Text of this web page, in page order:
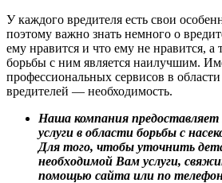
У каждого вредителя есть свои
поэтому важно знать немного о
ему нравится и что ему не нравится, а
борьбы с ним является наилучшим.
профессиональных сервисов в
вредителей — необходимость.
Наша компания
услуги в области борьбы с
Для того, чтобы уточнить
необходимой Вам услуги,
помощью сайта или по